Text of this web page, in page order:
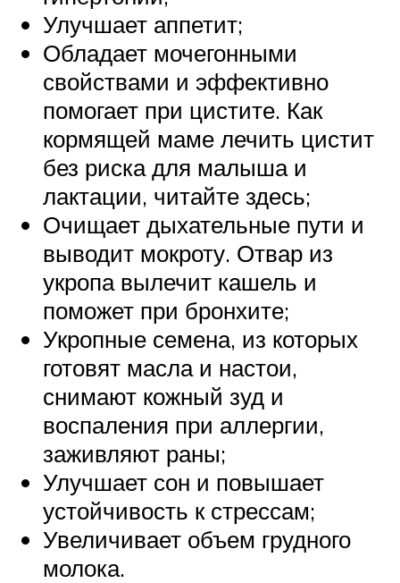
Улучшает аппетит;
Обладает мочегонными
свойствами и эффективно
помогает при цистите. Как
кормящей маме лечить цистит
без риска для малыша и
лактации, читайте здесь;
Очищает дыхательные пути и
выводит мокроту. Отвар из
укропа вылечит кашель и
поможет при бронхите;
Укропные семена, из которых
готовят масла и настои,
снимают кожный зуд и
воспаления при аллергии,
заживляют раны;
Улучшает сон и повышает
устойчивость к стрессам;
Увеличивает объем грудного
молока.